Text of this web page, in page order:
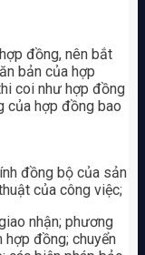
đồng, nên bắt
bản của hợp
coi như hợp đồng
của hợp đồng bao
đồng bộ của sản
của công việc;
nhận; phương
hợp đồng; chuyển